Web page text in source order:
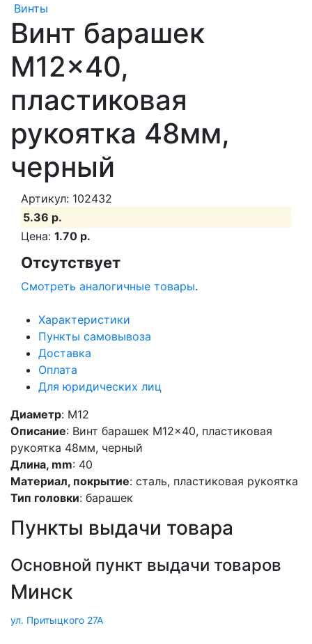
Винты
Винт барашек
M12x40,
пластиковая
рукоятка 48мм,
черный
Артикул: 102432
5.36 р.
Цена: 1.70 р.
Отсутствует
Смотреть аналогичные товары.
Характеристики
Пункты самовывоза
Доставка
Оплата
Для юридических лиц
Диаметр: M12
Описание: Винт барашек M12x40, пластиковая
рукоятка 48мм, черный
Длина, mm: 40
Материал, покрытие: сталь, пластиковая рукоятка
Тип головки: барашек
Пункты выдачи товара
Основной пункт выдачи товаров
Минск
ул. Притыцкого 27А